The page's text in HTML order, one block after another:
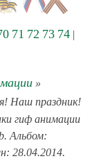
71 72 73 74|
»
Наш праздник!
гиф анимации
Альбом:
28.04.2014.